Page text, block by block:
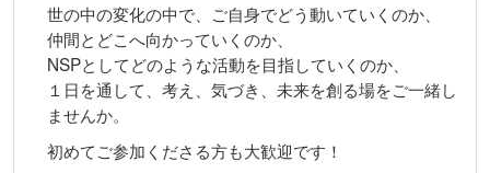
世の中の変化の中で、ご自身でどう動いていくのか、
仲間とどこへ向かっていくのか、
NSPとしてどのような活動を目指していくのか、
１日を通して、考え、気づき、未来を創る場をご一緒し
ませんか。
初めてご参加くださる方も大歓迎です！